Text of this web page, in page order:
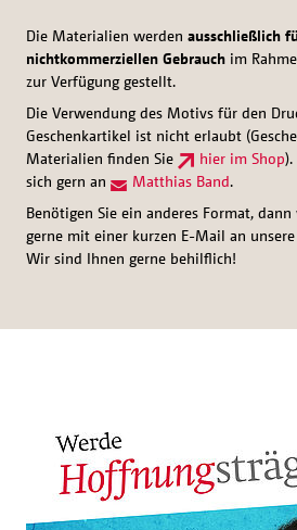
Die Materialien werden ausschließlich
nichtkommerziellen Gebrauch im
zur Verfügung gestellt.
Die Verwendung des Motivs für den
Geschenkartikel ist nicht erlaubt
Materialien finden Sie
hier im Shop).
sich gern an
Matthias Band.
Benötigen Sie ein anderes Format,
gerne mit einer kurzen E-Mail an unsere
Wir sind Ihnen gerne behilflich!